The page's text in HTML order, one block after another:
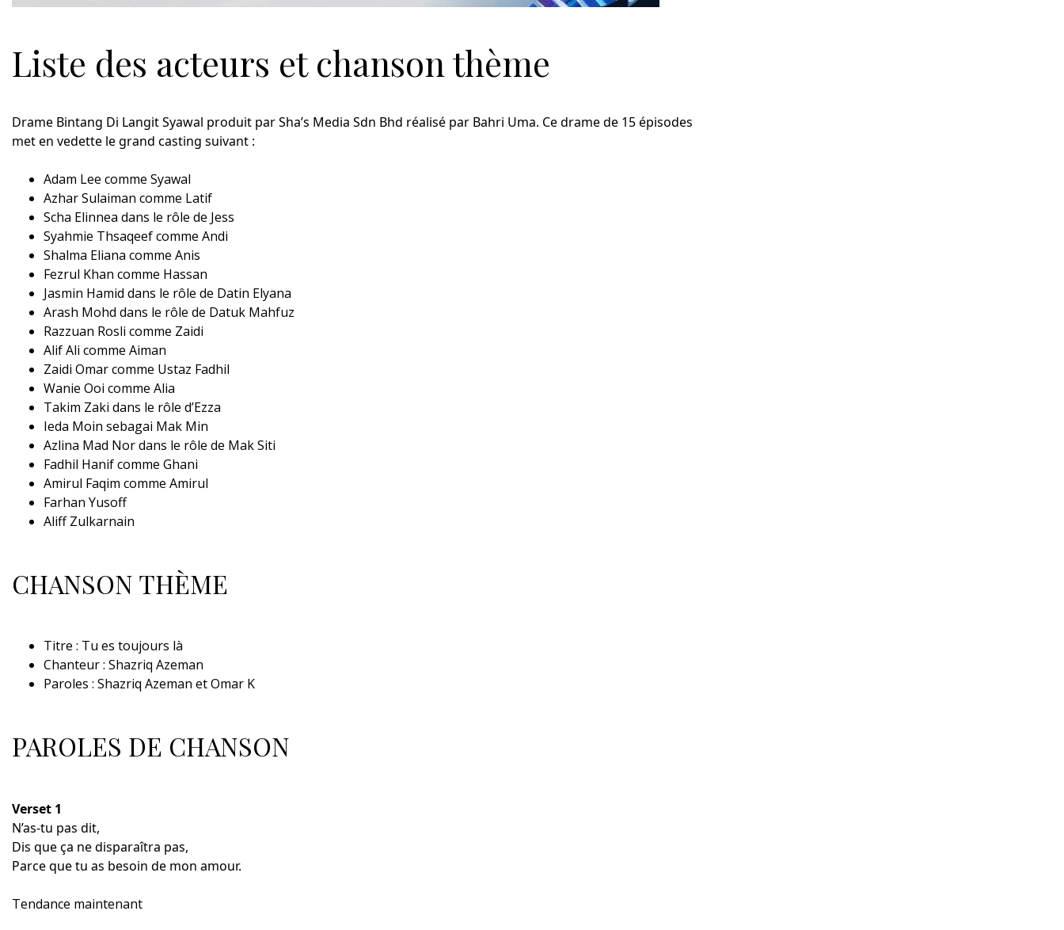
Liste des acteurs et chanson thème
Drame Bintang Di Langit Syawal produit par Sha’s Media Sdn Bhd réalisé par Bahri Uma. Ce drame de 15 épisodes
met en vedette le grand casting suivant :
Adam Lee comme Syawal
Azhar Sulaiman comme Latif
Scha Elinnea dans le rôle de Jess
Syahmie Thsaqeef comme Andi
Shalma Eliana comme Anis
Fezrul Khan comme Hassan
Jasmin Hamid dans le rôle de Datin Elyana
Arash Mohd dans le rôle de Datuk Mahfuz
Razzuan Rosli comme Zaidi
Alif Ali comme Aiman
Zaidi Omar comme Ustaz Fadhil
Wanie Ooi comme Alia
Takim Zaki dans le rôle d’Ezza
Ieda Moin sebagai Mak Min
Azlina Mad Nor dans le rôle de Mak Siti
Fadhil Hanif comme Ghani
Amirul Faqim comme Amirul
Farhan Yusoff
Aliff Zulkarnain
CHANSON THÈME
Titre : Tu es toujours là
Chanteur : Shazriq Azeman
Paroles : Shazriq Azeman et Omar K
PAROLES DE CHANSON
Verset 1
N’as-tu pas dit,
Dis que ça ne disparaîtra pas,
Parce que tu as besoin de mon amour.
Tendance maintenant